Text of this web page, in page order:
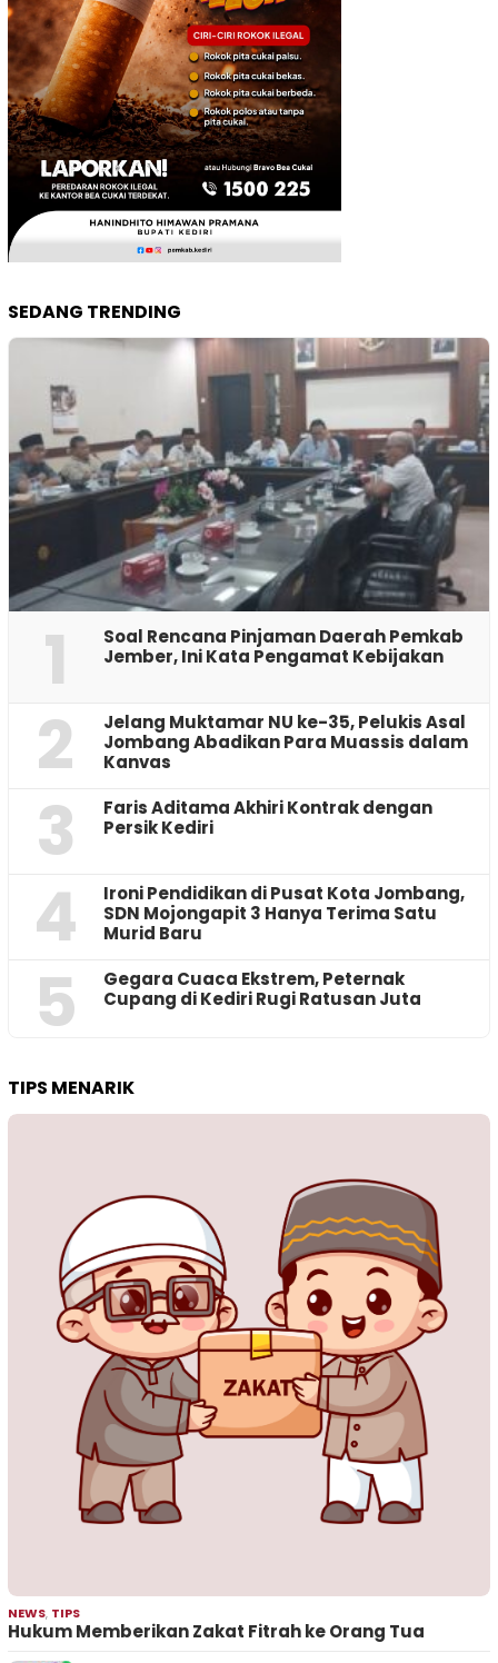
SEDANG TRENDING
1
‎Soal Rencana Pinjaman Daerah Pemkab
Jember, Ini Kata Pengamat Kebijakan ‎
2
Jelang Muktamar NU ke-35, Pelukis Asal
Jombang Abadikan Para Muassis dalam
Kanvas
3
Faris Aditama Akhiri Kontrak dengan
Persik Kediri
4
Ironi Pendidikan di Pusat Kota Jombang,
SDN Mojongapit 3 Hanya Terima Satu
Murid Baru
5
‎Gegara Cuaca Ekstrem, Peternak
Cupang di Kediri Rugi Ratusan Juta
TIPS MENARIK
NEWS, TIPS
Hukum Memberikan Zakat Fitrah ke Orang Tua